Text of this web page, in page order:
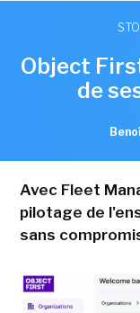
Object
de
Avec Fleet
pilotage de
sans